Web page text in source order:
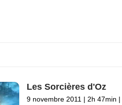
Les Sorcières d'Oz
9 novembre 2011 | 2h 47min |